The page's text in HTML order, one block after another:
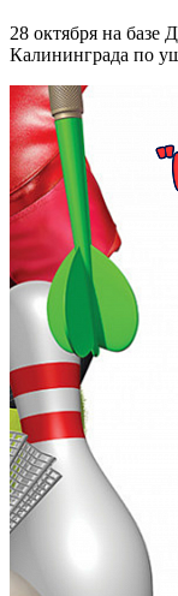
28 октября на базе
Калининграда по